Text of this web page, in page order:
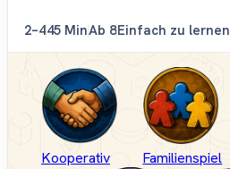
2–445 MinAb 8Einfach zu lernen
Kooperativ Familienspiel